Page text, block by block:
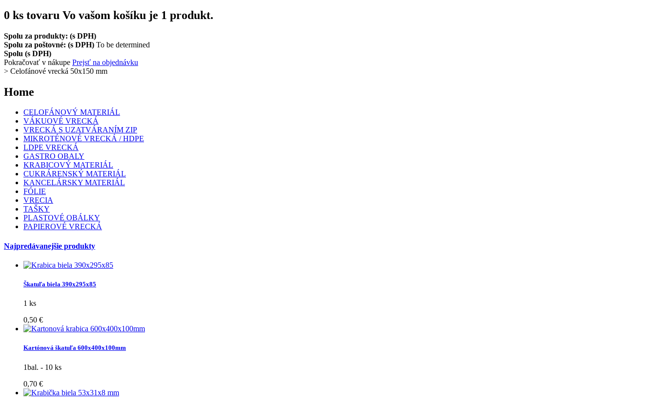
0 ks tovaru Vo vašom košíku je 1 produkt.
Spolu za produkty: (s DPH)
Spolu za poštovné: (s DPH) To be determined
Spolu (s DPH)
Pokračovať v nákupe Prejsť na objednávku
> Celofánové vrecká 50x150 mm
Home
CELOFÁNOVÝ MATERIÁL
VÁKUOVÉ VRECKÁ
VRECKÁ S UZATVÁRANÍM ZIP
MIKROTÉNOVÉ VRECKÁ / HDPE
LDPE VRECKÁ
GASTRO OBALY
KRABICOVÝ MATERIÁL
CUKRÁRENSKÝ MATERIÁL
KANCELÁRSKY MATERIÁL
FÓLIE
VRECIA
TAŠKY
PLASTOVÉ OBÁLKY
PAPIEROVÉ VRECKÁ
Najpredávanejšie produkty
Škatuľa biela 390x295x85
1 ks
0,50 €
Kartónová škatuľa 600x400x100mm
1bal. - 10 ks
0,70 €